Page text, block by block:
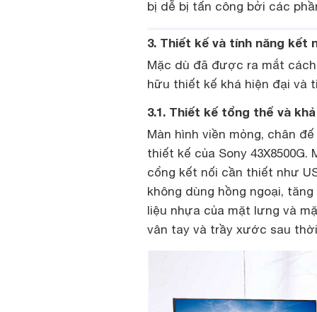
bị dễ bị tấn công bởi các
3. Thiết kế và tính năng kết
Mặc dù đã được ra mắt
hữu thiết kế khá hiện đại và
3.1. Thiết kế tổng thể và
Màn hình viền mỏng, chân
thiết kế của Sony
cổng kết nối cần thiết như
không dùng hồng ngoại,
liệu nhựa của mặt lưng và
vân tay và trầy xước sau